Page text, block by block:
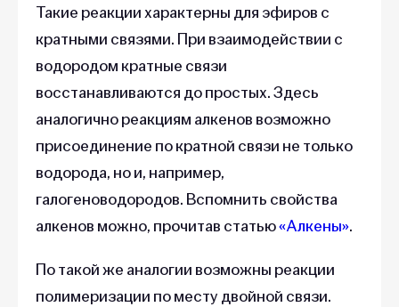
Такие реакции характерны для эфиров с
кратными связями. При взаимодействии с
водородом кратные связи
восстанавливаются до простых. Здесь
аналогично реакциям алкенов возможно
присоединение по кратной связи не только
водорода, но и, например,
галогеноводородов. Вспомнить свойства
алкенов можно, прочитав статью«Алкены».
По такой же аналогии возможны реакции
полимеризации по месту двойной связи.